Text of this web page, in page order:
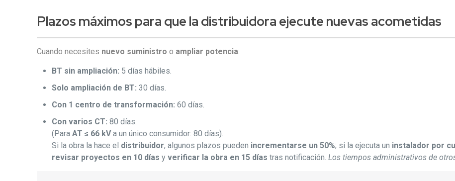
Plazos máximos para que la distribuidora ejecute nuevas acometidas
Cuando necesites nuevo suministro o ampliar potencia:
BT sin ampliación: 5 días hábiles.
Solo ampliación de BT: 30 días.
Con 1 centro de transformación: 60 días.
Con varios CT: 80 días.
(ParaAT ≤ 66 kVa un único consumidor: 80 días).
Si la obra la hace el distribuidor, algunos plazos pueden incrementarse un 50%; si la ejecuta un instalador por
revisar proyectos en 10 días yverificar la obra en 15 días tras notificación.Los tiempos administrativos de